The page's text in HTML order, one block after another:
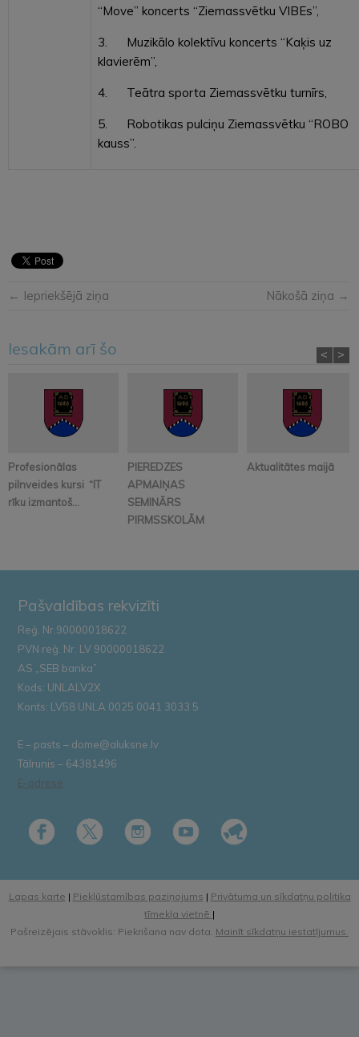
“Move” koncerts “Ziemassvētku VIBEs”,
3. Muzikālo kolektīvu koncerts “Kaķis uz
klavierēm”,
4. Teātra sporta Ziemassvētku turnīrs,
5. Robotikas pulciņu Ziemassvētku “ROBO
kauss”.
← Iepriekšējā ziņa Nākošā ziņa →
Iesakām arī šo
Profesionālas
pilnveides kursi “IT
rīku izmantoš...
PIEREDZES
APMAIŅAS
SEMINĀRS
PIRMSSKOLĀM
Aktualitātes maijā
< >
Pašvaldības rekvizīti
Reģ. Nr.90000018622
PVN reģ. Nr. LV 90000018622
AS „SEB banka”
Kods: UNLALV2X
Konts: LV58 UNLA 0025 0041 3033 5
E – pasts – dome@aluksne.lv
Tālrunis – 64381496
E-adrese
Lapas karte | Piekļūstamības paziņojums | Privātuma un sīkdatņu politika
tīmekļa vietnē |
Pašreizējais stāvoklis: Piekrišana nav dota. Mainīt sīkdatņu iestatījumus.